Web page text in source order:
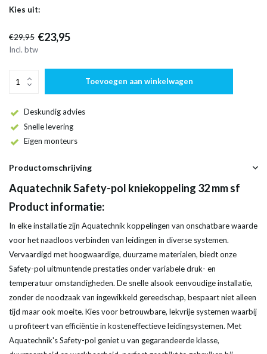
Kies uit:
€29,95 €23,95
Incl. btw
Toevoegen aan winkelwagen
Deskundig advies
Snelle levering
Eigen monteurs
Productomschrijving
Aquatechnik Safety-pol kniekoppeling 32 mm sf
Product informatie:
In elke installatie zijn Aquatechnik koppelingen van onschatbare waarde
voor het naadloos verbinden van leidingen in diverse systemen.
Vervaardigd met hoogwaardige, duurzame materialen, biedt onze
Safety-pol uitmuntende prestaties onder variabele druk- en
temperatuur omstandigheden. De snelle alsook eenvoudige installatie,
zonder de noodzaak van ingewikkeld gereedschap, bespaart niet alleen
tijd maar ook moeite. Kies voor betrouwbare, lekvrije systemen waarbij
u profiteert van efficiëntie in kosteneffectieve leidingsystemen. Met
Aquatechnik's Safety-pol geniet u van gegarandeerde klasse,